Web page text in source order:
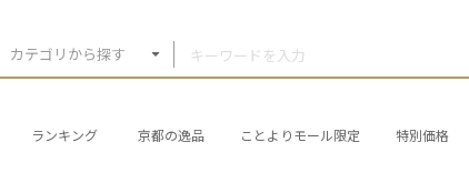
カテゴリから探す
ランキング 京都の逸品 ことよりモール限定 特別価格